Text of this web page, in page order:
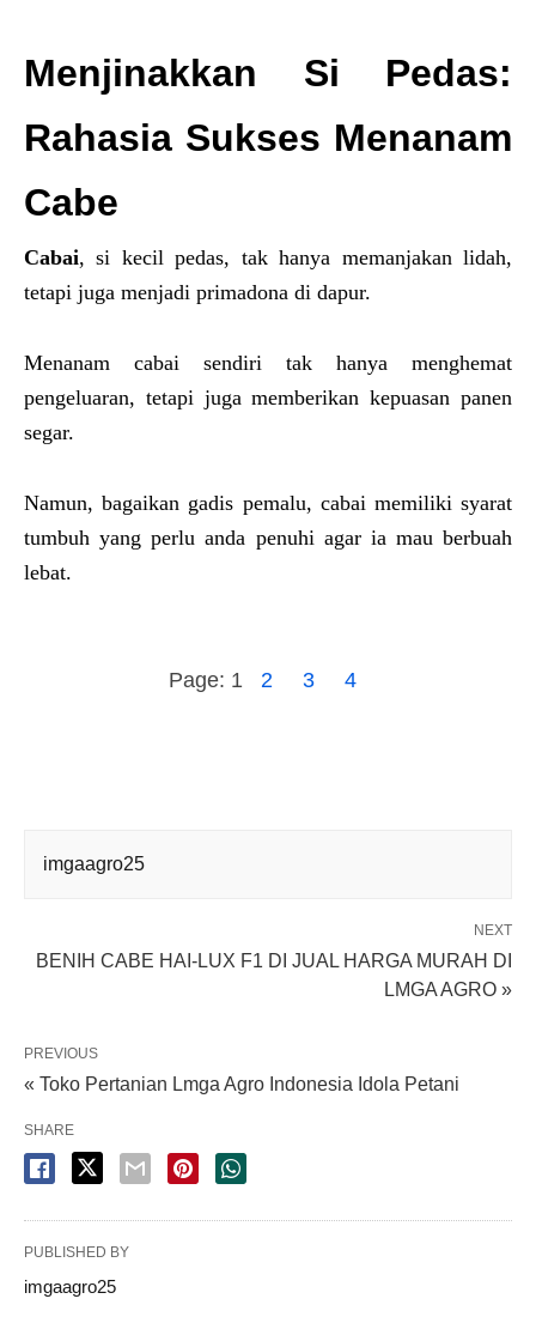
Menjinakkan Si Pedas:
Rahasia Sukses Menanam
Cabe
Cabai, si kecil pedas, tak hanya memanjakan lidah,
tetapi juga menjadi primadona di dapur.
Menanam cabai sendiri tak hanya menghemat
pengeluaran, tetapi juga memberikan kepuasan panen
segar.
Namun, bagaikan gadis pemalu, cabai memiliki syarat
tumbuh yang perlu anda penuhi agar ia mau berbuah
lebat.
Page: 1 2 3 4
imgaagro25
NEXT
BENIH CABE HAI-LUX F1 DI JUAL HARGA MURAH DI
LMGA AGRO »
PREVIOUS
« Toko Pertanian Lmga Agro Indonesia Idola Petani
SHARE
PUBLISHED BY
imgaagro25